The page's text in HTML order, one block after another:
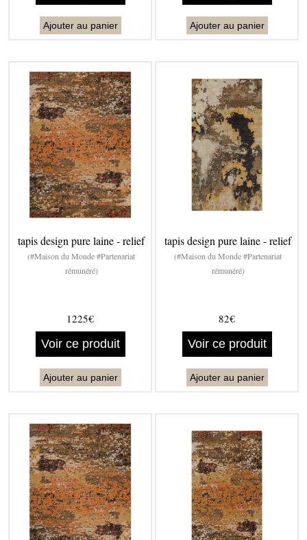
Ajouter au panier Ajouter au panier
tapis design pure laine - relief
(#Maison du Monde #Partenariat
rémunéré)
1225€
Voir ce produit
Ajouter au panier
tapis design pure laine - relief
(#Maison du Monde #Partenariat
rémunéré)
82€
Voir ce produit
Ajouter au panier